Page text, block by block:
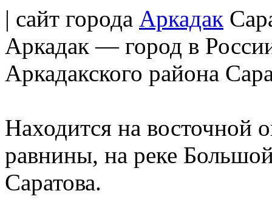
| сайт города Аркадак
Аркадак — город в
Аркадакского района
Находится на восточной
равнины, на реке
Саратова.